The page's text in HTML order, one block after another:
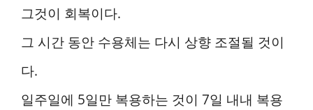
그것이 회복이다.
그 시간 동안 수용체는 다시 상향 조절될 것이
다.
일주일에 5일만 복용하는 것이 7일 내내 복용